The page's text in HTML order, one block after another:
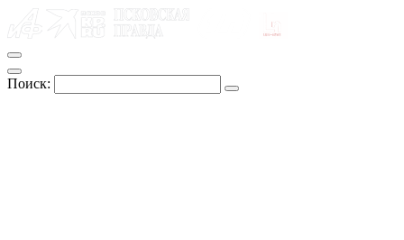
Поиск: